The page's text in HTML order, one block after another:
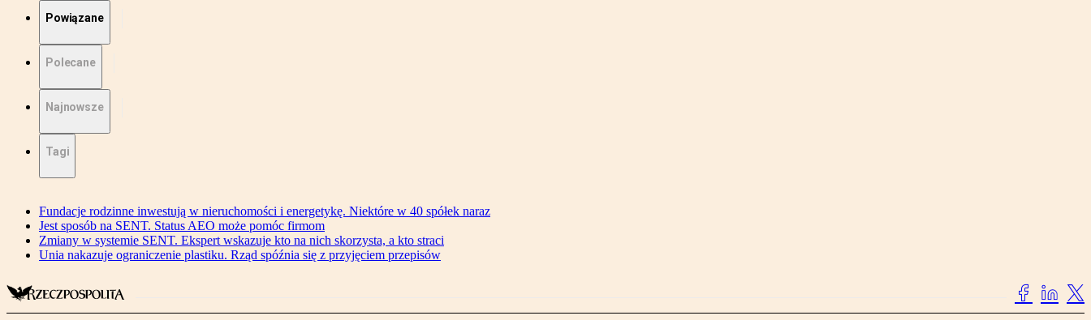
Powiązane
Polecane
Najnowsze
Tagi
Fundacje rodzinne inwestują w nieruchomości i energetykę. Niektóre w 40 spółek naraz
Jest sposób na SENT. Status AEO może pomóc firmom
Zmiany w systemie SENT. Ekspert wskazuje kto na nich skorzysta, a kto straci
Unia nakazuje ograniczenie plastiku. Rząd spóźnia się z przyjęciem przepisów